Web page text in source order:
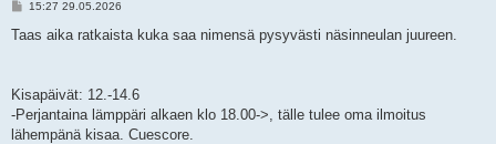
V
e
15:27 29.05.2026
Taas aika ratkaista kuka saa nimensä pysyvästi näsinneulan juureen.
Kisapäivät: 12.-14.6
-Perjantaina lämppäri alkaen klo 18.00->, tälle tulee oma ilmoitus
lähempänä kisaa. Cuescore.